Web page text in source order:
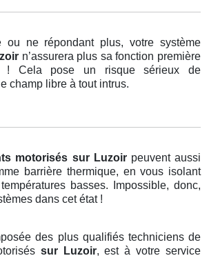
ou ne répondant plus, votre système
n’assurera plus sa fonction première
! Cela pose un risque sérieux de
champ libre à tout intrus.
motorisés sur Luzoir peuvent aussi
barrière thermique, en vous isolant
basses. Impossible, donc,
dans cet état !
des plus qualifiés techniciens de
sur Luzoir, est à votre service